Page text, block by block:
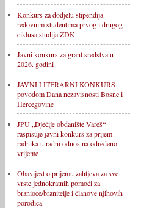
Konkurs za dodjelu stipendija
redovnim studentima prvog i drugog
ciklusa studija ZDK
Javni konkurs za grant sredstva u
2026. godini
JAVNI LITERARNI KONKURS
povodom Dana nezavisnosti Bosne i
Hercegovine
JPU „Dječije obdanište Vareš“
raspisuje javni konkurs za prijem
radnika u radni odnos na određeno
vrijeme
Obavijest o prijemu zahtjeva za sve
vrste jednokratnih pomoći za
branioce/branitelje i članove njihovih
porodica